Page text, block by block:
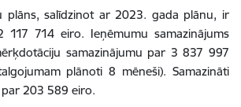
plāns, salīdzinot ar 2023. gada plānu, ir
117 714 eiro. Ieņēmumu samazinājums
samazinājumu par 3 837 997
plānoti 8 mēneši). Samazināti
203 589 eiro.